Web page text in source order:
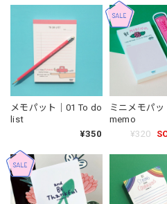
メモパット｜01 To do
list
¥350
ミニメモパッ
memo
¥320